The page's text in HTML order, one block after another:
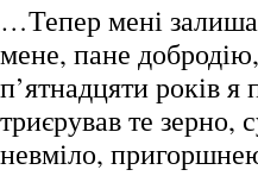
…Тепер мені
мене, пане
п’ятнадцяти років я
триєрував те зерно,
невміло,